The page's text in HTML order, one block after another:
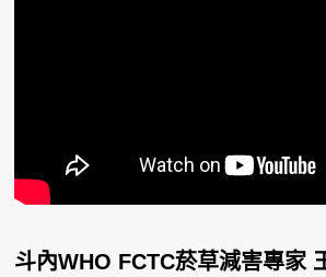
斗內WHO FCTC菸草減害專家